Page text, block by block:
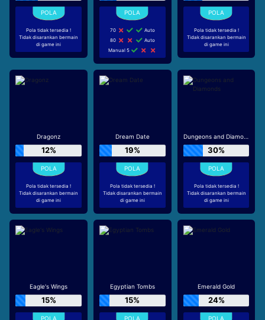
Pola tidak tersedia !
Tidak disarankan bermain
di game ini
70
Auto
80
Auto
Manual 5
Pola tidak tersedia !
Tidak disarankan bermain
di game ini
Dragonz
12%
Pola tidak tersedia !
Tidak disarankan bermain
di game ini
Dream Date
19%
Pola tidak tersedia !
Tidak disarankan bermain
di game ini
Dungeons and Diamonds
30%
Pola tidak tersedia !
Tidak disarankan bermain
di game ini
Eagle's Wings
15%
Egyptian Tombs
15%
Emerald Gold
24%